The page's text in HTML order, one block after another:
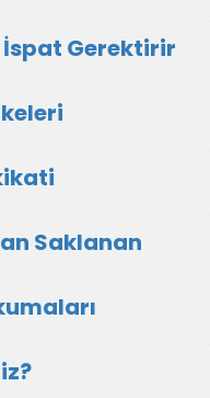
Gerektirir
Saklanan